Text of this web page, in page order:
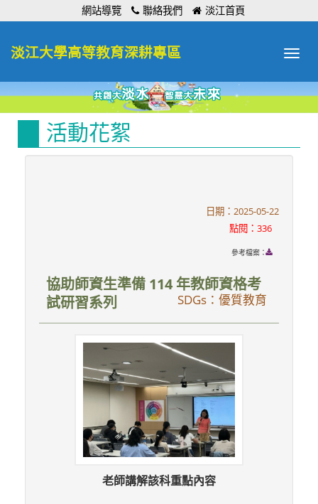
網站導覽 聯絡我們 淡江首頁
Toggle
淡江大學高等教育深耕專區
活動花絮
日期：2025-05-22
點閱：336
參考檔案：
協助師資生準備 114 年教師資格考
試研習系列
SDGs：優質教育
老師講解該科重點內容